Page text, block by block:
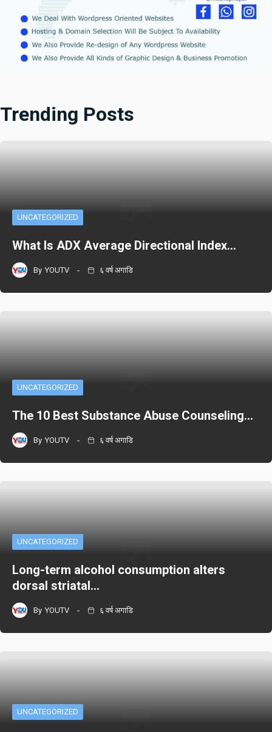
Trending Posts
UNCATEGORIZED
What Is ADX Average Directional Index…
By YOUTV ६ वर्ष अगाडि
UNCATEGORIZED
The 10 Best Substance Abuse Counseling…
By YOUTV ६ वर्ष अगाडि
UNCATEGORIZED
Long-term alcohol consumption alters
dorsal striatal…
By YOUTV ६ वर्ष अगाडि
UNCATEGORIZED